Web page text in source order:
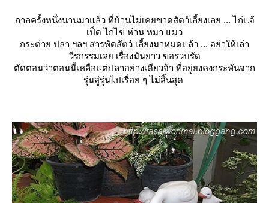
กาลครั้งหนึ่งนานมาแล้ว ที่บ้านไม่เคยขาดสัตว์เลี้ยงเลย ... ไก่แจ้
เป็ด ไก่ไข่ ห่าน หมา แมว
กระต่าย ปลา ฯลฯ สารพัดสัตว์ เลี้ยงมาหมดแล้ว ... อย่าให้เล่า
วีรกรรมเลย เรื่องมันยาว ขอรวบรัด
ตัดตอนว่าตอนนี้เหลือแต่ปลาอย่างเดียวจ้า ที่อยู่ยงคงกระพันจาก
รุ่นสู่รุ่นไปเรื่อย ๆ ไม่สิ้นสุด